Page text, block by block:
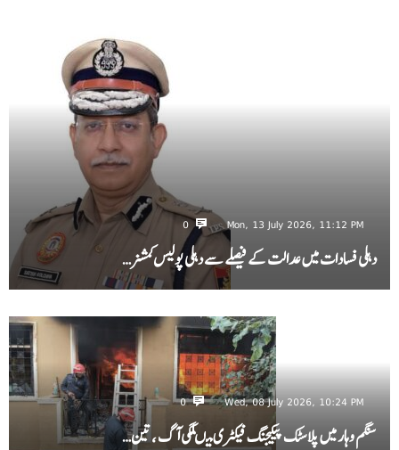
Mon, 13 July 2026, 11:12 PM
0
دہلی فسادات میں عدالت کے فیصلے سے دہلی پولیس کمشنر…
Wed, 08 July 2026, 10:24 PM
0
سنگم وہار میں پلاسٹک پیکیجنگ فیکٹری میںلگی آگ ، تین…